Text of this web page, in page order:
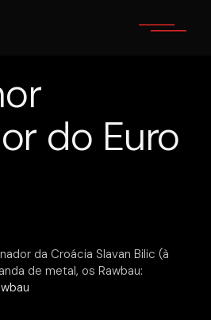
do Euro
da Croácia Slavan Bilic (à
de metal, os Rawbau: